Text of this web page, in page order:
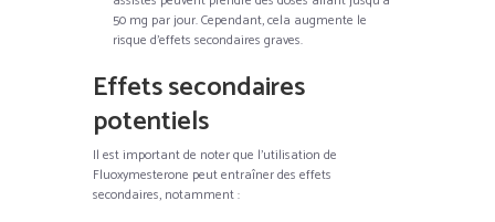
50 mg par jour. Cependant, cela augmente le
risque d’effets secondaires graves.
Effets secondaires
potentiels
Il est important de noter que l’utilisation de
Fluoxymesterone peut entraîner des effets
secondaires, notamment :